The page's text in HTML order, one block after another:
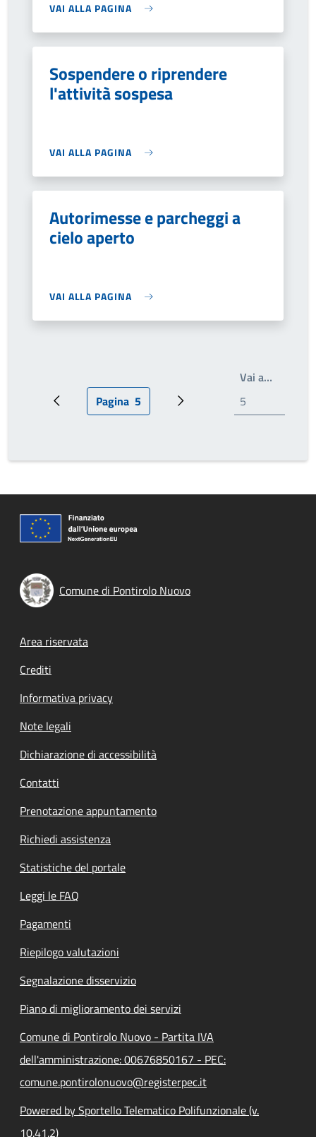
VAI ALLA PAGINA
Sospendere o riprendere
l'attività sospesa
VAI ALLA PAGINA
Autorimesse e parcheggi a
cielo aperto
VAI ALLA PAGINA
Pagina precedentePagina attuale
Pagina 5 Prossima pagina
Vai a…
Comune di Pontirolo Nuovo
Footer menu
Area riservata
Crediti
Informativa privacy
Note legali
Dichiarazione di accessibilità
Contatti
Prenotazione appuntamento
Richiedi assistenza
Statistiche del portale
Leggi le FAQ
Pagamenti
Riepilogo valutazioni
Segnalazione disservizio
Piano di miglioramento dei servizi
Comune di Pontirolo Nuovo - Partita IVA
dell'amministrazione: 00676850167 - PEC:
comune.pontirolonuovo@registerpec.it
Powered by Sportello Telematico Polifunzionale (v.
10.41.2)